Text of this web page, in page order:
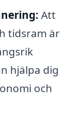
Att
tidsram är
hjälpa dig
och